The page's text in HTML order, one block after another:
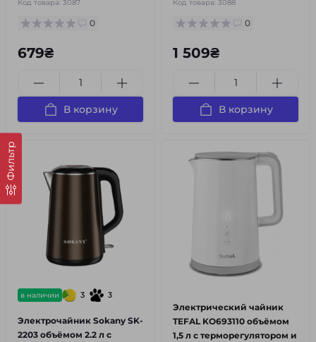
Фильтр
Код товара: 3087
0
679₴
В корзину
Код товара: 3088
0
1 509₴
В корзину
в наличии 3 3
Электрочайник Sokany SK-
2203 объёмом 2.2 л с
Электрический чайник
TEFAL KO693110 объёмом
1,5 л с терморегулятором и